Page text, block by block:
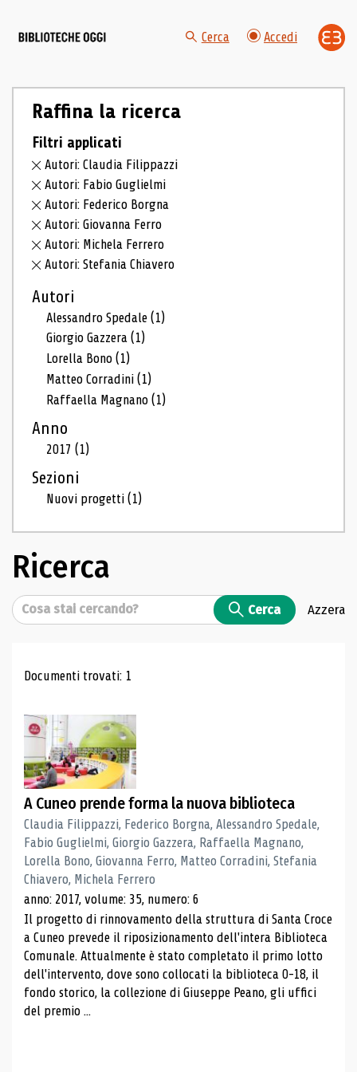
Cerca Accedi
Raffina la ricerca
Filtri applicati
Autori: Claudia Filippazzi
Autori: Fabio Guglielmi
Autori: Federico Borgna
Autori: Giovanna Ferro
Autori: Michela Ferrero
Autori: Stefania Chiavero
Autori
Alessandro Spedale(1)
Giorgio Gazzera(1)
Lorella Bono(1)
Matteo Corradini(1)
Raffaella Magnano(1)
Anno
2017(1)
Sezioni
Nuovi progetti(1)
Ricerca
Cerca Cerca Azzera
Risultati di ricerca
Documenti trovati: 1
A Cuneo prende forma la nuova biblioteca
Claudia Filippazzi, Federico Borgna, Alessandro Spedale,
Fabio Guglielmi, Giorgio Gazzera, Raffaella Magnano,
Lorella Bono, Giovanna Ferro, Matteo Corradini, Stefania
Chiavero, Michela Ferrero
anno: 2017, volume: 35, numero: 6
Il progetto di rinnovamento della struttura di Santa Croce
a Cuneo prevede il riposizionamento dell'intera Biblioteca
Comunale. Attualmente è stato completato il primo lotto
dell'intervento, dove sono collocati la biblioteca 0-18, il
fondo storico, la collezione di Giuseppe Peano, gli uffici
del premio ...